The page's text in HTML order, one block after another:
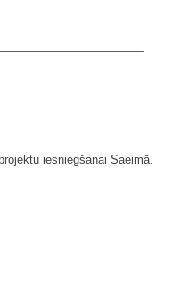
iesniegšanai Saeimā.